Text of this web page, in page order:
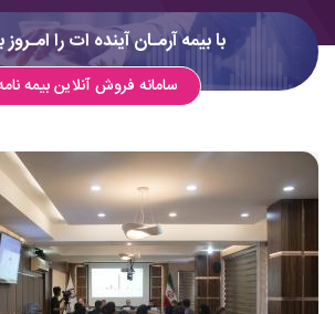
با بیمه آرمـان آینده ات را
سامانه فروش آنلاین بیمه